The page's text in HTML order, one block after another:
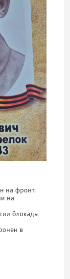
на фронт.
на
блокады
в